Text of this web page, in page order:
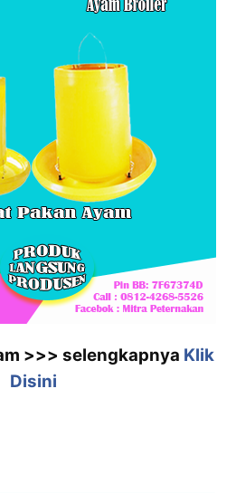
>>> selengkapnya Klik
Disini